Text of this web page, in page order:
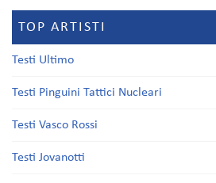
TOP ARTISTI
Testi Ultimo
Testi Pinguini Tattici Nucleari
Testi Vasco Rossi
Testi Jovanotti